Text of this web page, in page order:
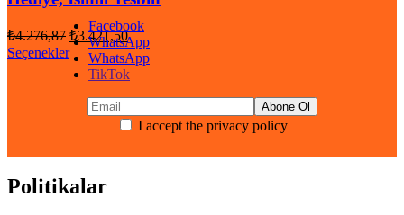
₺4.276,87 Orijinal
fiyat:
₺4.276,87.
₺3.421,50Şu
andaki
fiyat:
₺3.421,50.
Seçenekler
Facebook
WhatsApp
WhatsApp
TikTok
I accept the privacy policy
Politikalar